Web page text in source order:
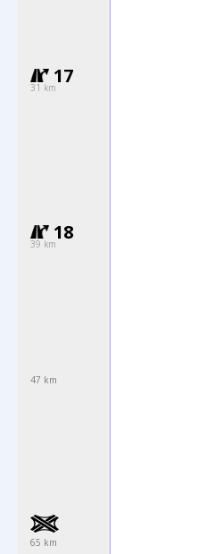
17
31 km
18
39 km
47 km
65 km